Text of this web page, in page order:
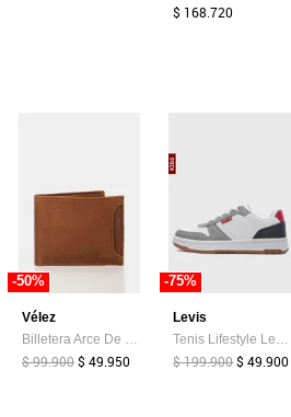
$ 168.720
-50%
Vélez
$ 99.900$ 49.950
-75%
Levis
$ 199.900$ 49.900